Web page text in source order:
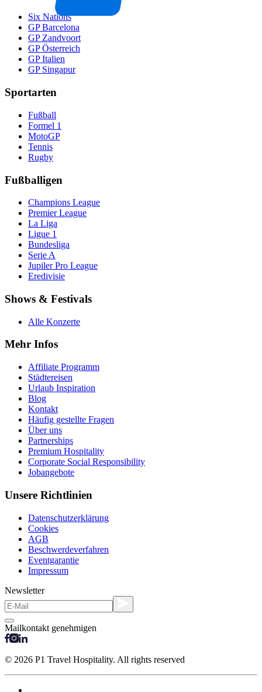
Six Nations
GP Barcelona
GP Zandvoort
GP Österreich
GP Italien
GP Singapur
Sportarten
Fußball
Formel 1
MotoGP
Tennis
Rugby
Fußballigen
Champions League
Premier League
La Liga
Ligue 1
Bundesliga
Serie A
Jupiler Pro League
Eredivisie
Shows & Festivals
Alle Konzerte
Mehr Infos
Affiliate Programm
Städtereisen
Urlaub Inspiration
Blog
Kontakt
Häufig gestellte Fragen
Über uns
Partnerships
Premium Hospitality
Corporate Social Responsibility
Jobangebote
Unsere Richtlinien
Datenschutzerklärung
Cookies
AGB
Beschwerdeverfahren
Eventgarantie
Impressum
Newsletter
Mailkontakt genehmigen
© 2026 P1 Travel Hospitality. All rights reserved